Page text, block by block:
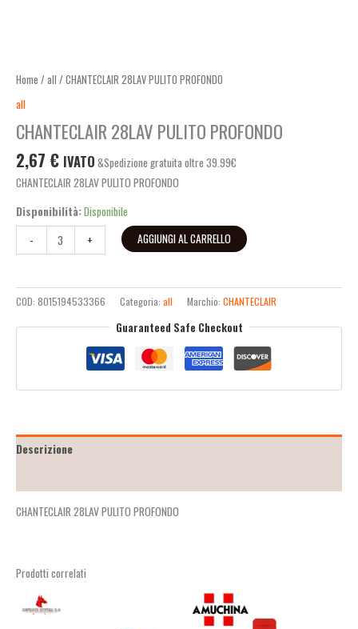
Home / all / CHANTECLAIR 28LAV PULITO PROFONDO
all
CHANTECLAIR 28LAV PULITO PROFONDO
2,67 € IVATO &Spedizione gratuita oltre 39.99€
CHANTECLAIR 28LAV PULITO PROFONDO
Disponibilità:Disponibile
-
+ AGGIUNGI AL CARRELLO
COD: 8015194533366 Categoria: all Marchio: CHANTECLAIR
Guaranteed Safe Checkout
Descrizione
CHANTECLAIR 28LAV PULITO PROFONDO
Prodotti correlati